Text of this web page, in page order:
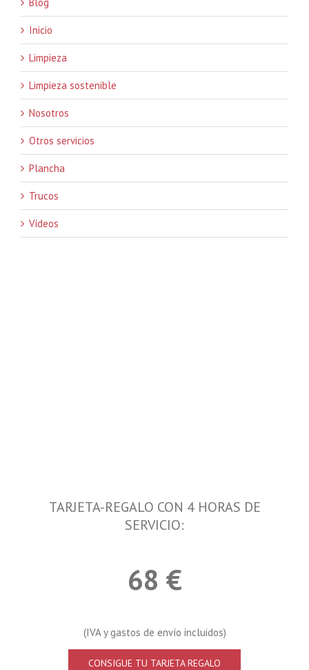
Inicio
Limpieza
Limpieza sostenible
Nosotros
Otros servicios
Plancha
Trucos
Vídeos
TARJETA-REGALO CON 4 HORAS DE
SERVICIO:
68 €
(IVA y gastos de envío incluidos)
CONSIGUE TU TARJETA REGALO